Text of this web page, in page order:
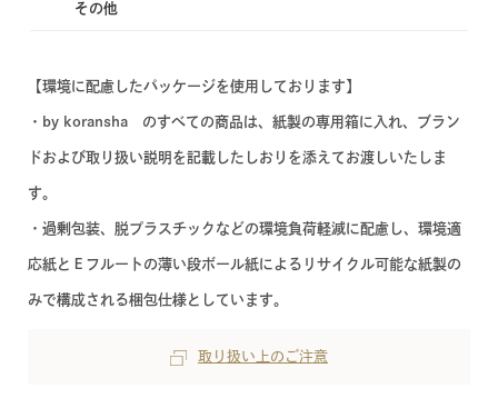
その他
【環境に配慮したパッケージを使用しております】
・by koransha のすべての商品は、紙製の専用箱に入れ、ブラン
ドおよび取り扱い説明を記載したしおりを添えてお渡しいたしま
す。
・過剰包装、脱プラスチックなどの環境負荷軽減に配慮し、環境適
応紙とＥフルートの薄い段ボール紙によるリサイクル可能な紙製の
みで構成される梱包仕様としています。
取り扱い上のご注意